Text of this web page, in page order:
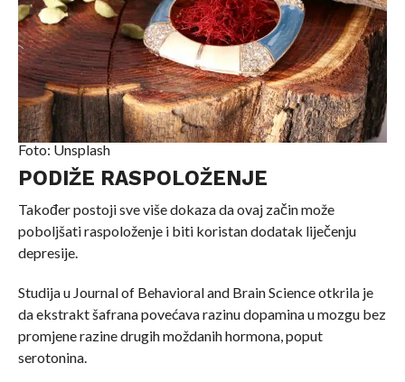
Foto: Unsplash
PODIŽE RASPOLOŽENJE
Također postoji sve više dokaza da ovaj začin može
poboljšati raspoloženje i biti koristan dodatak liječenju
depresije.
Studija u Journal of Behavioral and Brain Science otkrila je
da ekstrakt šafrana povećava razinu dopamina u mozgu bez
promjene razine drugih moždanih hormona, poput
serotonina.